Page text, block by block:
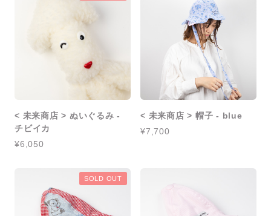
< 未来商店 > ぬいぐるみ -
チビイカ
¥6,050
< 未来商店 > 帽子 - blue
¥7,700
SOLD OUT